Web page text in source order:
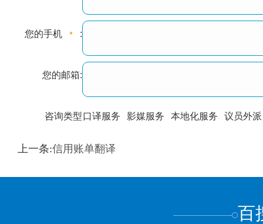
您的手机 :
您的邮箱:
咨询类型口译服务 影媒服务 本地化服务 议员外派
训翻译
上一条:信用账单翻译
百